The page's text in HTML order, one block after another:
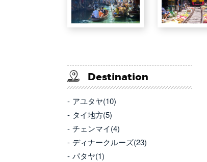
Destination
アユタヤ(10)
タイ地方(5)
チェンマイ(4)
ディナークルーズ(23)
パタヤ(1)